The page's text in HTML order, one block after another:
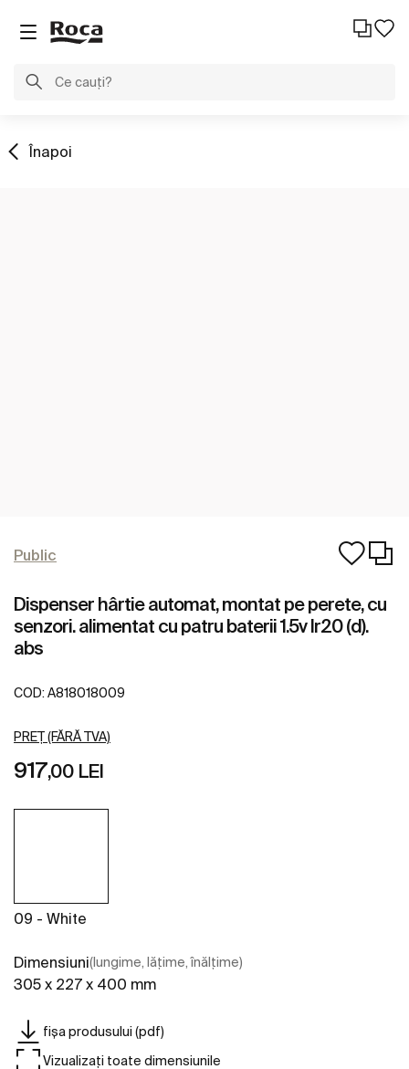
Înapoi
Public
Dispenser hârtie automat, montat pe perete, cu
senzori. alimentat cu patru baterii 1.5v lr20 (d).
abs
COD: A818018009
PREȚ (FĂRĂ TVA)
917,00 LEI
09 - White
Dimensiuni(lungime, lățime, înălțime)
305 x 227 x 400 mm
fișa produsului (pdf)
Vizualizați toate dimensiunile